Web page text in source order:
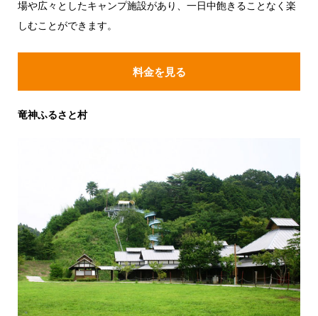
場や広々としたキャンプ施設があり、一日中飽きることなく楽
しむことができます。
料金を見る
竜神ふるさと村